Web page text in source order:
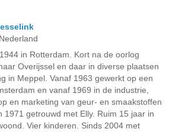
in Rotterdam. Kort na de oorlog
Overijssel en daar in diverse plaatsen
in Meppel. Vanaf 1963 gewerkt op een
en vanaf 1969 in de industrie,
en marketing van geur- en smaakstoffen
1971 getrouwd met Elly. Ruim 15 jaar in
Vier kinderen. Sinds 2004 met